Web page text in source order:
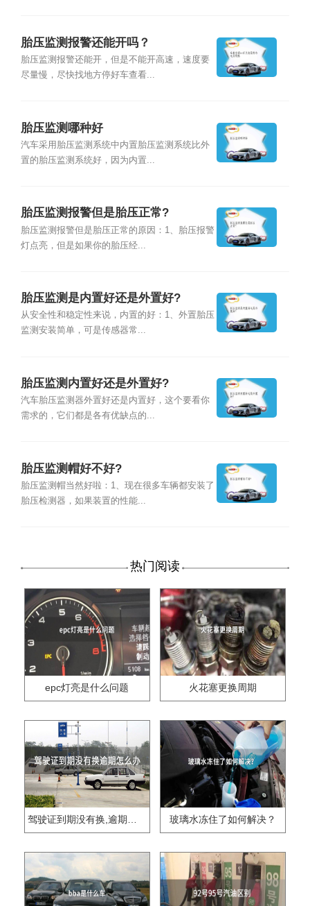
胎压监测报警还能开吗？
胎压监测报警还能开，但是不能开高速，速度要
尽量慢，尽快找地方停好车查看...
胎压监测哪种好
汽车采用胎压监测系统中内置胎压监测系统比外
置的胎压监测系统好，因为内置...
胎压监测报警但是胎压正常?
胎压监测报警但是胎压正常的原因：1、胎压报警
灯点亮，但是如果你的胎压经...
胎压监测是内置好还是外置好?
从安全性和稳定性来说，内置的好：1、外置胎压
监测安装简单，可是传感器常...
胎压监测内置好还是外置好?
汽车胎压监测器外置好还是内置好，这个要看你
需求的，它们都是各有优缺点的...
胎压监测帽好不好?
胎压监测帽当然好啦：1、现在很多车辆都安装了
胎压检测器，如果装置的性能...
热门阅读
epc灯亮是什么问题 火花塞更换周期
驾驶证到期没有换,逾期怎么办?? 玻璃水冻住了如何解决？